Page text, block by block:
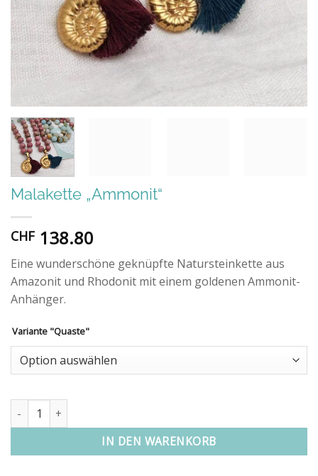
Malakette „Ammonit“
CHF 138.80
Eine wunderschöne geknüpfte Natursteinkette aus
Amazonit und Rhodonit mit einem goldenen Ammonit-
Anhänger.
Variante "Quaste"
Malakette "Ammonit" Menge
IN DEN WARENKORB
Alternative: